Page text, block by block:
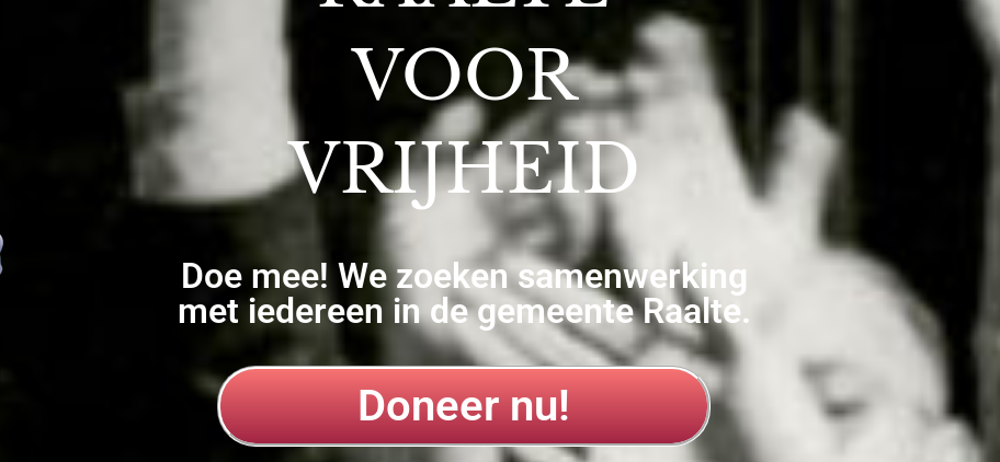
VOOR
VRIJHEID
Doe mee! We zoeken samenwerking
met iedereen in de gemeente Raalte.
Doneer nu!